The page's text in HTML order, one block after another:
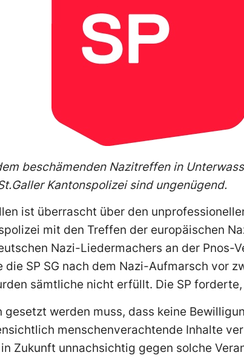
beschämenden Nazitreffen in
Kantonspolizei sind ungenügend.
ist überrascht über den
mit den Treffen der europäischen
Nazi-Liedermachers an der Pnos-
die SP SG nach dem Nazi-Aufmarsch vor
sämtliche nicht erfüllt. Die SP forderte,
gesetzt werden muss, dass keine
menschenverachtende Inhalte
Zukunft unnachsichtig gegen solche